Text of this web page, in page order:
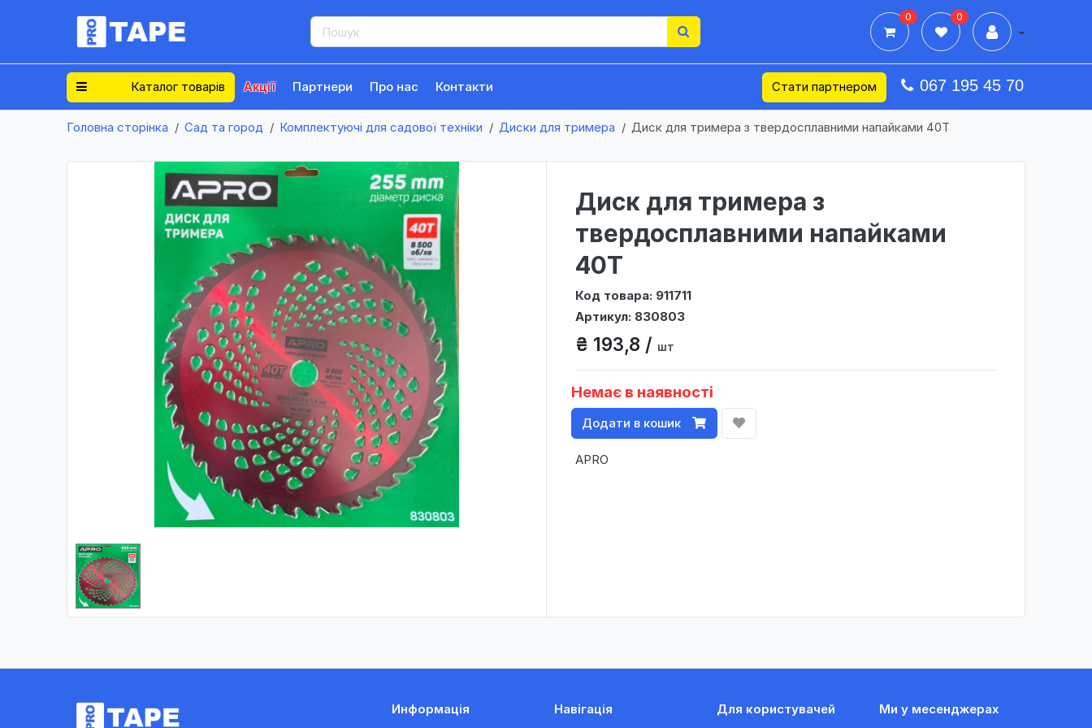
0 0
Каталог товарів Акції Партнери Про нас Контакти Стати партнером 067 195 45 70
Головна сторінка Сад та город Комплектуючі для садової техніки Диски для тримера Диск для тримера з твердосплавними напайками 40Т
Диск для тримера з
твердосплавними напайками
40Т
Код товара: 911711
Артикул: 830803
₴ 193,8 / шт
Немає в наявності
Додати в кошик
APRO
Информація Навігація Для користувачей Ми у месенджерах